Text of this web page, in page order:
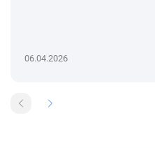
06.04.2026